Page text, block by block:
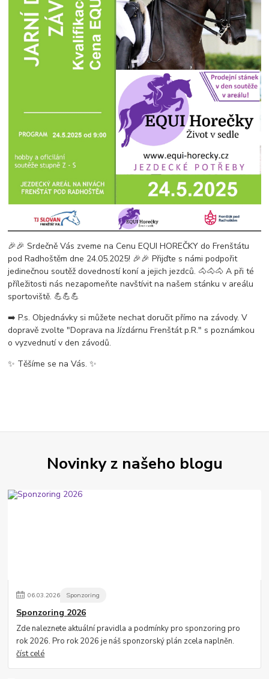
🎉🎉 Srdečně Vás zveme na Cenu EQUI HOREČKY do Frenštátu
pod Radhoštěm dne 24.05.2025! 🎉🎉 Přijďte s námi podpořit
jedinečnou soutěž dovedností koní a jejich jezdců. 🐴🐴🐴 A při té
příležitosti nás nezapomeňte navštívit na našem stánku v areálu
sportoviště. 💪💪💪
➡️ P.s. Objednávky si můžete nechat doručit přímo na závody. V
dopravě zvolte "Doprava na Jízdárnu Frenštát p.R." s poznámkou
o vyzvednutí v den závodů.
✨ Těšíme se na Vás. ✨
Novinky z našeho blogu
06.03.2026 Sponzoring
Sponzoring 2026
Zde naleznete aktuální pravidla a podmínky pro sponzoring pro
rok 2026. Pro rok 2026 je náš sponzorský plán zcela naplněn.
číst celé